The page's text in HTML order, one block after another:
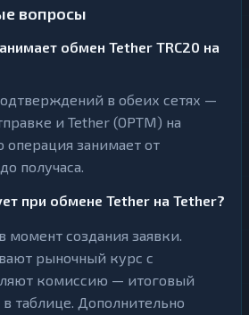
вопросы
обмен Tether TRC20 на
в обеих сетях —
и Tether (OPTM) на
операция занимает от
получаса.
при обмене Tether на Tether?
момент создания заявки.
рыночный курс с
комиссию — итоговый
таблице. Дополнительно